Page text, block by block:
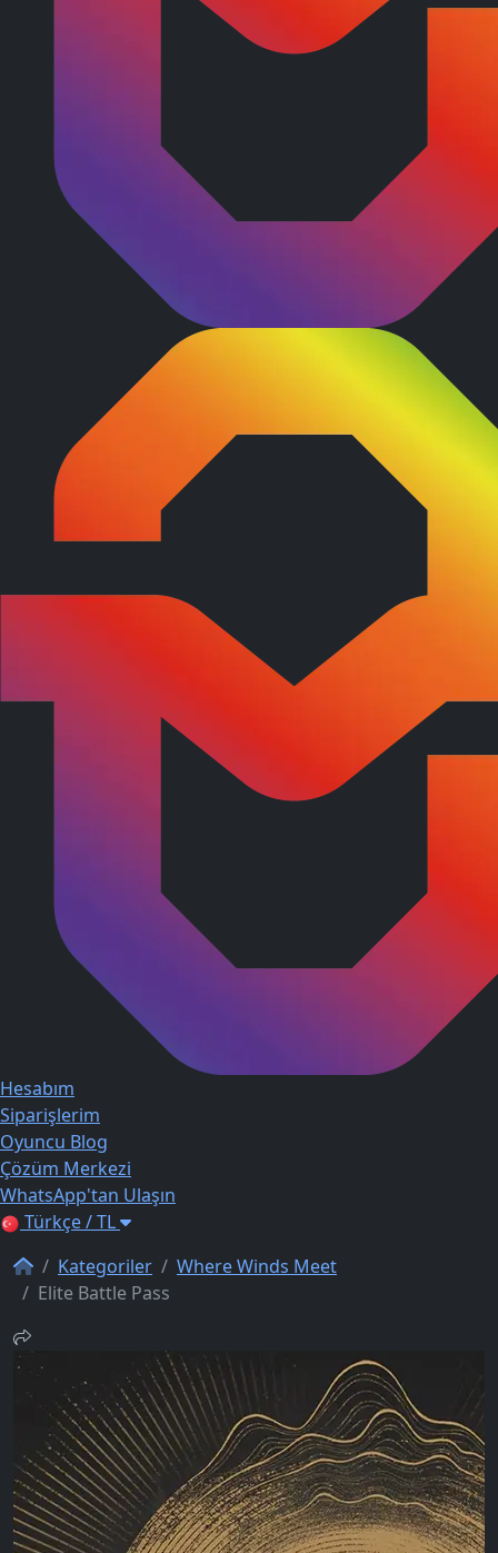
Hesabım
Siparişlerim
Oyuncu Blog
Çözüm Merkezi
WhatsApp'tan Ulaşın
Türkçe / TL
Kategoriler
Where Winds Meet
Elite Battle Pass